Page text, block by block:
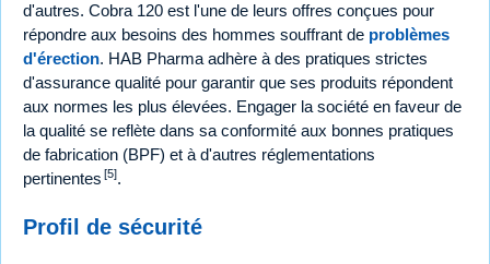
d'autres. Cobra 120 est l'une de leurs offres conçues pour
répondre aux besoins des hommes souffrant de problèmes
d'érection. HAB Pharma adhère à des pratiques strictes
d'assurance qualité pour garantir que ses produits répondent
aux normes les plus élevées. Engager la société en faveur de
la qualité se reflète dans sa conformité aux bonnes pratiques
de fabrication (BPF) et à d'autres réglementations
pertinentes [5].
Profil de sécurité